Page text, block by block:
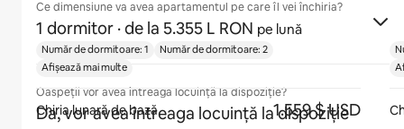
Ce dimensiune va avea apartamentul pe care îl vei închiria?
1 dormitor · de la 5.355 L RON pe lună
Oaspeții vor avea întreaga locuință la dispoziție?
Da, vor avea întreaga locuință la dispoziție
Număr de dormitoare: 1
Număr de dormitoare: 2
Afișează mai multe
Chiria lunară de bază 1.559 $ USD